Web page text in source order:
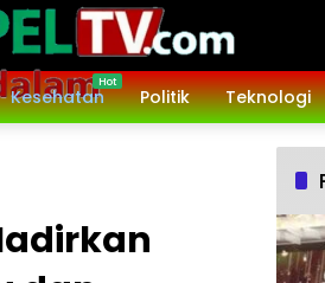
Kesehatan Politik Teknologi